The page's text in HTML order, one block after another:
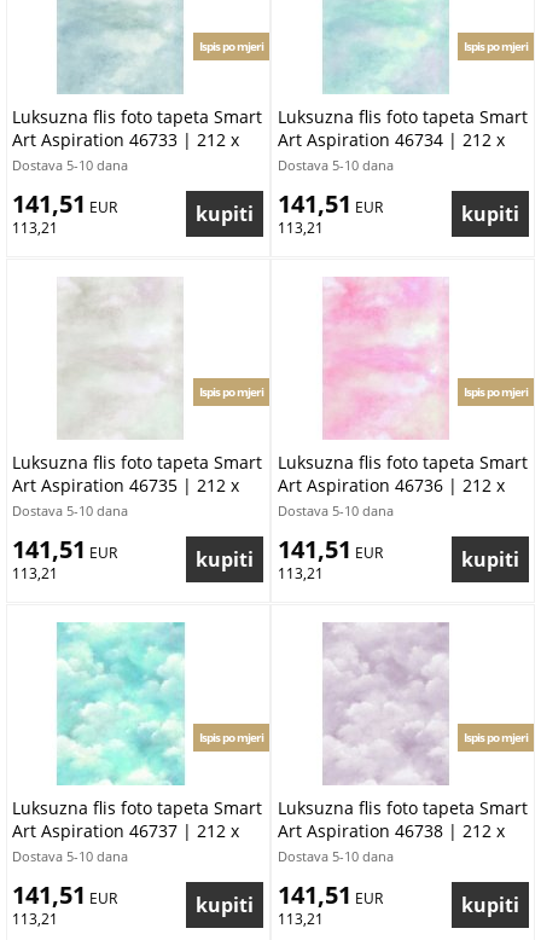
Luksuzna flis foto tapeta Smart
Art Aspiration 46733 | 212 x
270 cm | Ljepilo besplatno
Ispis po mjeri
Dostava 5-10 dana
141,51 EUR
113,21
Luksuzna flis foto tapeta Smart
Art Aspiration 46734 | 212 x
270 cm | Ljepilo besplatno
Ispis po mjeri
Dostava 5-10 dana
141,51 EUR
113,21
Luksuzna flis foto tapeta Smart
Art Aspiration 46735 | 212 x
270 cm | Ljepilo besplatno
Ispis po mjeri
Dostava 5-10 dana
141,51 EUR
113,21
Luksuzna flis foto tapeta Smart
Art Aspiration 46736 | 212 x
270 cm | Ljepilo besplatno
Ispis po mjeri
Dostava 5-10 dana
141,51 EUR
113,21
Luksuzna flis foto tapeta Smart
Art Aspiration 46737 | 212 x
270 cm | Ljepilo besplatno
Ispis po mjeri
Dostava 5-10 dana
141,51 EUR
113,21
Luksuzna flis foto tapeta Smart
Art Aspiration 46738 | 212 x
270 cm | Ljepilo besplatno
Ispis po mjeri
Dostava 5-10 dana
141,51 EUR
113,21